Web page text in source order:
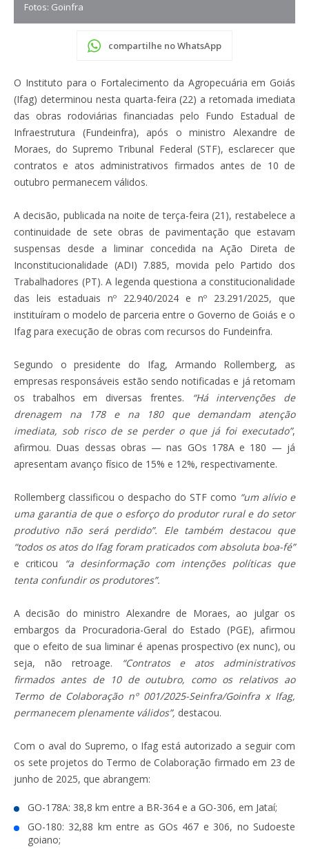
Fotos: Goinfra
compartilhe no WhatsApp
O Instituto para o Fortalecimento da Agropecuária em Goiás
(Ifag) determinou nesta quarta-feira (22) a retomada imediata
das obras rodoviárias financiadas pelo Fundo Estadual de
Infraestrutura (Fundeinfra), após o ministro Alexandre de
Moraes, do Supremo Tribunal Federal (STF), esclarecer que
contratos e atos administrativos firmados antes de 10 de
outubro permanecem válidos.
A decisão, publicada na noite de terça-feira (21), restabelece a
continuidade de sete obras de pavimentação que estavam
suspensas desde a liminar concedida na Ação Direta de
Inconstitucionalidade (ADI) 7.885, movida pelo Partido dos
Trabalhadores (PT). A legenda questiona a constitucionalidade
das leis estaduais nº 22.940/2024 e nº 23.291/2025, que
instituíram o modelo de parceria entre o Governo de Goiás e o
Ifag para execução de obras com recursos do Fundeinfra.
Segundo o presidente do Ifag, Armando Rollemberg, as
empresas responsáveis estão sendo notificadas e já retomam
os trabalhos em diversas frentes.
“Há intervenções de
drenagem na 178 e na 180 que demandam atenção
imediata, sob risco de se perder o que já foi executado”,
afirmou. Duas dessas obras — nas GOs 178A e 180 — já
apresentam avanço físico de 15% e 12%, respectivamente.
Rollemberg classificou o despacho do STF como “um alívio e
uma garantia de que o esforço do produtor rural e do setor
produtivo não será perdido”. Ele também destacou que
“todos os atos do Ifag foram praticados com absoluta boa-fé”
e criticou “a desinformação com intenções políticas que
tenta confundir os produtores”.
A decisão do ministro Alexandre de Moraes, ao julgar os
embargos da Procuradoria-Geral do Estado (PGE), afirmou
que o efeito de sua liminar é apenas prospectivo (ex nunc), ou
seja, não retroage. “Contratos e atos administrativos
firmados antes de 10 de outubro, como os relativos ao
Termo de Colaboração nº 001/2025-Seinfra/Goinfra x Ifag,
permanecem plenamente válidos”, destacou.
Com o aval do Supremo, o Ifag está autorizado a seguir com
os sete projetos do Termo de Colaboração firmado em 23 de
junho de 2025, que abrangem:
GO-178A: 38,8 km entre a BR-364 e a GO-306, em Jataí;
GO-180: 32,88 km entre as GOs 467 e 306, no Sudoeste
goiano;